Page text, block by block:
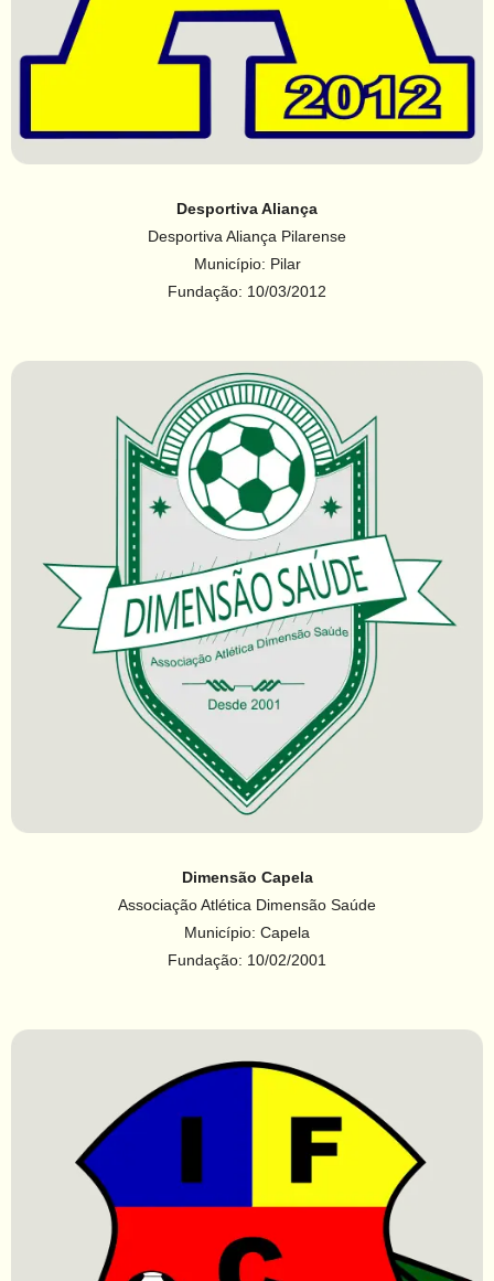
Desportiva Aliança
Desportiva Aliança Pilarense
Município: Pilar
Fundação: 10/03/2012
Dimensão Capela
Associação Atlética Dimensão Saúde
Município: Capela
Fundação: 10/02/2001